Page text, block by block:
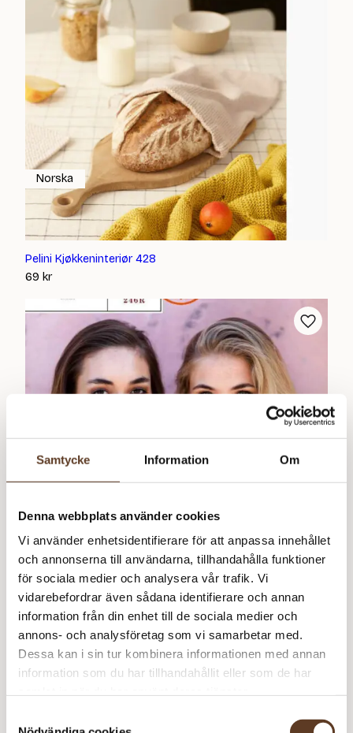
Samtycke Information Om
Denna webbplats använder cookies
Vi använder enhetsidentifierare för att anpassa innehållet
och annonserna till användarna, tillhandahålla funktioner
för sociala medier och analysera vår trafik. Vi
vidarebefordrar även sådana identifierare och annan
information från din enhet till de sociala medier och
annons- och analysföretag som vi samarbetar med.
Dessa kan i sin tur kombinera informationen med annan
information som du har tillhandahållit eller som de har
Pelini Kjøkkeninteriør 428
69 kr
Norska
Design Dame 246R
69 kr
Norska